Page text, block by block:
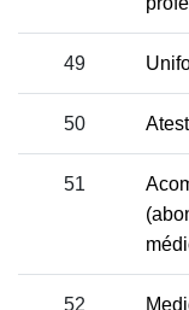
49
50
51
52